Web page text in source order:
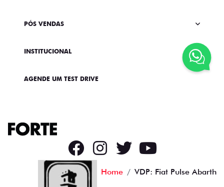
PÓS VENDAS
INSTITUCIONAL
AGENDE UM TEST DRIVE
Home VDP: Fiat Pulse Abarth